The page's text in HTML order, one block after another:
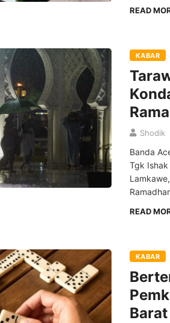
READ
KABAR
Shodik
Banda
Tgk
READ
KABAR